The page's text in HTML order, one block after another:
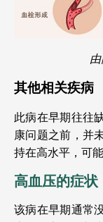
其他相关疾病
此病在早期往往
康问题之前，并
持在高水平，可
高血压的症状
该病在早期通常